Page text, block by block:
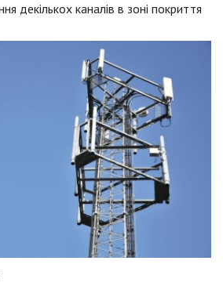
декількох каналів в зоні покриття